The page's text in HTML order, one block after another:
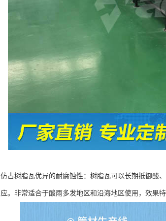
仿古树脂瓦优异的耐腐蚀性：树脂瓦可以长期抵御酸
应。非常适合于酸雨多发地区和沿海地区使用，效果特